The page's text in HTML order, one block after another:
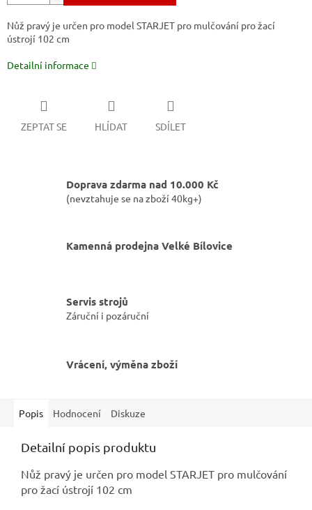
Nůž pravý je určen pro model STARJET pro mulčování pro žací
ústrojí 102 cm
Detailní informace
ZEPTAT SE HLÍDAT SDÍLET
Doprava zdarma nad 10.000 Kč
(nevztahuje se na zboží 40kg+)
Kamenná prodejna Velké Bílovice
Servis strojů
Záruční i pozáruční
Vrácení, výměna zboží
Popis Hodnocení Diskuze
Detailní popis produktu
Nůž pravý je určen pro model STARJET pro mulčování
pro žací ústrojí 102 cm